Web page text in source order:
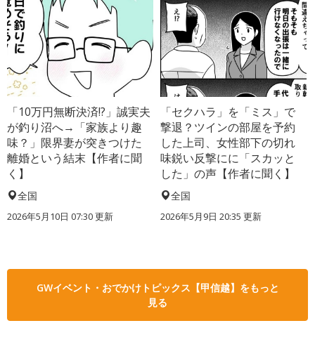
「10万円無断決済!?」誠実夫
が釣り沼へ→「家族より趣
味？」限界妻が突きつけた
離婚という結末【作者に聞
く】
全国
2026年5月10日 07:30 更新
「セクハラ」を「ミス」で
撃退？ツインの部屋を予約
した上司、女性部下の切れ
味鋭い反撃にに「スカッと
した」の声【作者に聞く】
全国
2026年5月9日 20:35 更新
GWイベント・おでかけトピックス【甲信越】をもっと
見る